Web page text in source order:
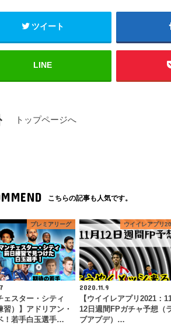
ツイート
LINE
トップページへ
こちらの記事も人気です。
プレミアリーグ
ェスター・シティ
習）】アドリアン・
！若手白玉選手…
ウイイレアプリ
2020.11.9
【ウイイレアプリ2021：
12日週間FPガチャ予想（
ブアプデ）…